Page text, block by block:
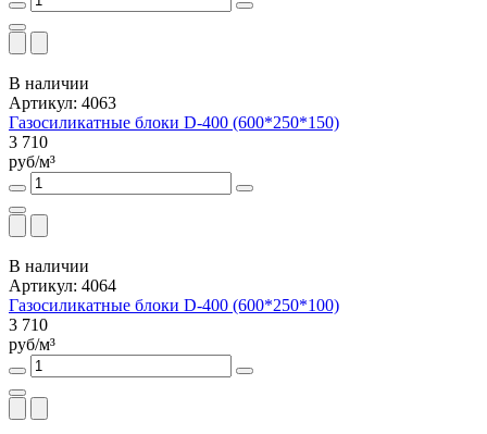
В наличии
Артикул: 4063
Газосиликатные блоки D-400 (600*250*150)
3 710
руб/м³
В наличии
Артикул: 4064
Газосиликатные блоки D-400 (600*250*100)
3 710
руб/м³